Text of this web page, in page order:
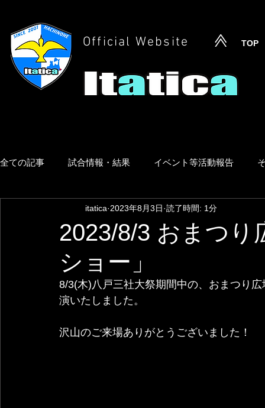
Official Website TOP
全ての記事 試合情報・結果 イベント等活動報告
2023/8/3 おまつり
ショー」
itatica 2023年8月3日 読了時間: 1分
8/3(木)八戸三社大祭期間中の、おまつり
演いたしました。
沢山のご来場ありがとうございました！